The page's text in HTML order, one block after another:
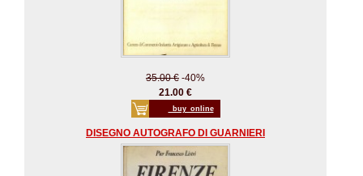
35.00 € -40%
21.00 €
_buy_online
DISEGNO AUTOGRAFO DI GUARNIERI